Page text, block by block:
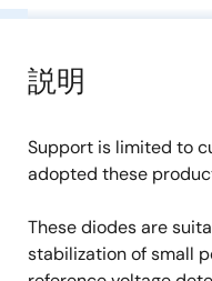
説明
Support is limited to
adopted these
These diodes are
stabilization of small